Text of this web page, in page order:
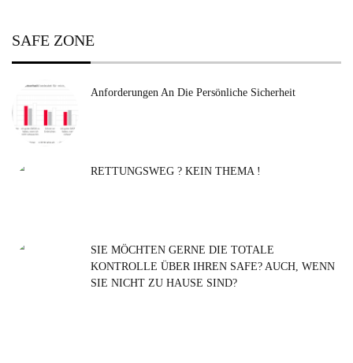
SAFE ZONE
Anforderungen An Die Persönliche Sicherheit
RETTUNGSWEG ? KEIN THEMA !
SIE MÖCHTEN GERNE DIE TOTALE
KONTROLLE ÜBER IHREN SAFE? AUCH, WENN
SIE NICHT ZU HAUSE SIND?